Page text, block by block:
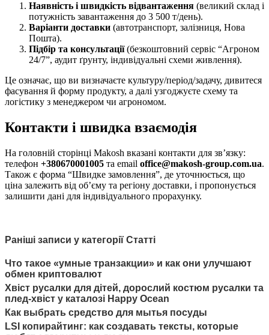
Наявність і швидкість відвантаження (великий склад і
потужність завантаження до 3 500 т/день).
Варіанти доставки (автотранспорт, залізниця, Нова
Пошта).
Підбір та консультації(безкоштовний сервіс “Агроном
24/7”, аудит ґрунту, індивідуальні схеми живлення).
Це означає, що ви визначаєте культуру/період/задачу, дивитеся
фасування й форму продукту, а далі узгоджуєте схему та
логістику з менеджером чи агрономом.
Контакти і швидка взаємодія
На головній сторінці Makosh вказані контакти для зв’язку:
телефон +380670001005 та email office@makosh-group.com.ua.
Також є форма “Швидке замовлення”, де уточнюється, що
ціна залежить від об’єму та регіону доставки, і пропонується
залишити дані для індивідуального прорахунку.
Раніші записи у категорії Статті
Что такое «умные транзакции» и как они улучшают
обмен криптовалют
Хвіст русалки для дітей, дорослий костюм русалки та
плед-хвіст у каталозі Happy Ocean
Как выбрать средство для мытья посуды
LSI копирайтинг: как создавать тексты, которые